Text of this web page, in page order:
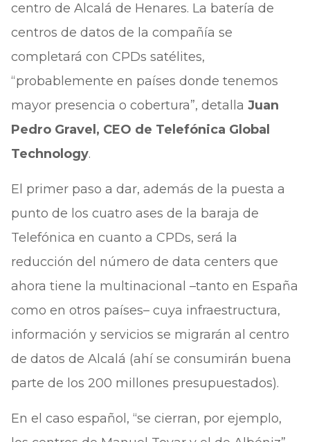
centro de Alcalá de Henares. La batería de
centros de datos de la compañía se
completará con CPDs satélites,
“probablemente en países donde tenemos
mayor presencia o cobertura”, detalla Juan
Pedro Gravel, CEO de Telefónica Global
Technology.
El primer paso a dar, además de la puesta a
punto de los cuatro ases de la baraja de
Telefónica en cuanto a CPDs, será la
reducción del número de data centers que
ahora tiene la multinacional –tanto en España
como en otros países– cuya infraestructura,
información y servicios se migrarán al centro
de datos de Alcalá (ahí se consumirán buena
parte de los 200 millones presupuestados).
En el caso español, “se cierran, por ejemplo,